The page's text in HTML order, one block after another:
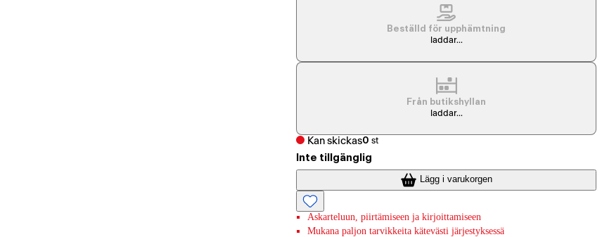
Beställd för upphämtning
laddar...
Från butikshyllan
laddar...
Kan skickas0 st
Inte tillgänglig
Lägg i varukorgen
Askarteluun, piirtämiseen ja kirjoittamiseen
Mukana paljon tarvikkeita kätevästi järjestyksessä